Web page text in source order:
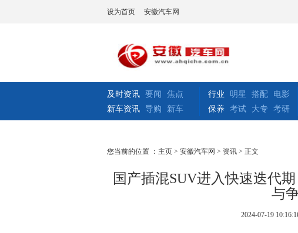
设为首页 安徽汽车网
及时资讯 要闻
焦点
新车资讯 导购 新车
行业 明星 搭配
电影
保养 考试 大专 考研
您当前的位置 ： 主页 > 安徽汽车网 > 资讯 > 正文
国产插混SUV进入快速迭代
与
2024-07-19